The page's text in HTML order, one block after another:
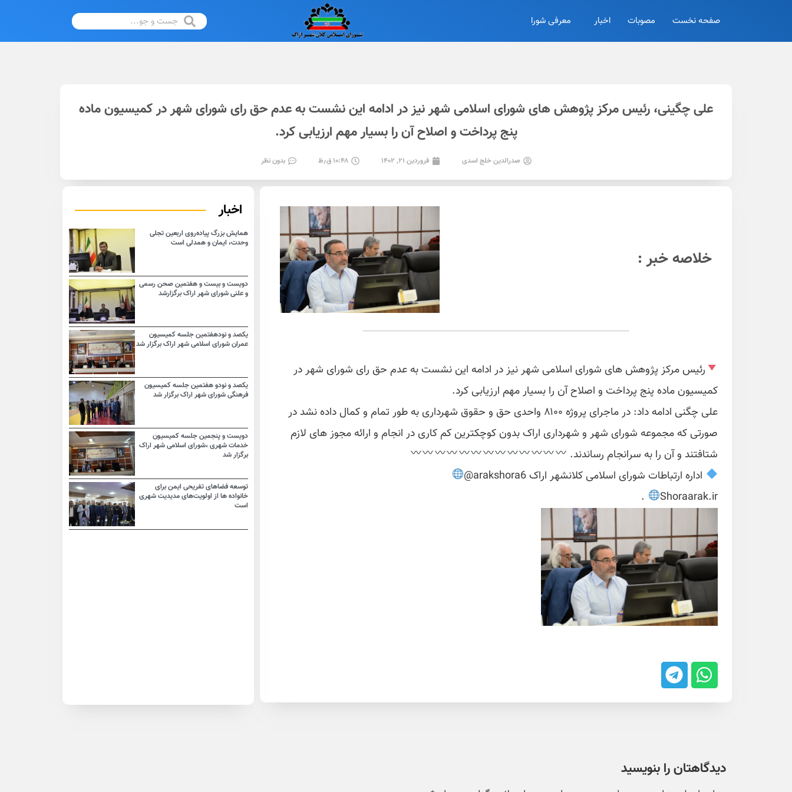
صفحه نخست مصوبات اخبار معرفی شورا
علی چگینی، رئیس مرکز پژوهش های شورای اسلامی شهر نیز در ادامه این نشست به عدم حق رای شورای شهر در کمیسیون ماده
پنج پرداخت و اصلاح آن را بسیار مهم ارزیابی کرد.
صدرالدین خلج اسدی فروردین ۲۱, ۱۴۰۲ ۱۰:۴۸ ق٫ظ بدون نظر
خلاصه خبر :
رئیس مرکز پژوهش های شورای اسلامی شهر نیز در ادامه این نشست به عدم حق رای شورای شهر در
کمیسیون ماده پنج پرداخت و اصلاح آن را بسیار مهم ارزیابی کرد.
علی چگنی ادامه داد: در ماجرای پروژه ۸۱۰۰ واحدی حق و حقوق شهرداری به طور تمام و کمال داده نشد در
صورتی که مجموعه شورای شهر و شهرداری اراک بدون کوچکترین کم کاری در انجام و ارائه مجوز های لازم
شتافتند و آن را به سرانجام رساندند.
اداره ارتباطات شورای اسلامی کلانشهر اراک arakshora6@
Shoraarak.ir
.
اخبار
همایش بزرگ پیاده‌روی اربعین تجلی
وحدت، ایمان و همدلی است
دویست و بیست و هفتمین صحن رسمی
و علنی شورای شهر اراک برگزارشد
یکصد و نودهفتمین جلسه کمیسیون
عمران شورای اسلامی شهر اراک برگزار شد
یکصد و نودو هفتمین جلسه کمیسیون
فرهنگی شورای شهر اراک برگزار شد
دویست و پنجمین جلسه کمیسیون
خدمات شهری ،شورای اسلامی شهر اراک
برگزار شد
توسعه فضاهای تفریحی ایمن برای
خانواده ها از اولویت‌های مدیدیت شهری
است
دیدگاهتان را بنویسید